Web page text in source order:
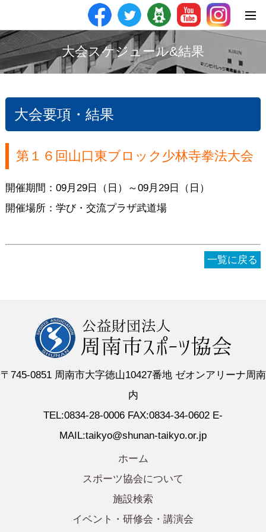
大会スケジュール&結果
大会要項・結果
第１６回山口東ブロック少林寺拳法大会
開催期間：09月29日（日）～09月29日（日）
開催場所：学び・交流プラザ武道場
一覧に戻る
〒745-0851 周南市大字徳山10427番地 ゼオンアリーナ周南
内
TEL:0834-28-0006 FAX:0834-34-0602 E-
MAIL:taikyo@shunan-taikyo.or.jp
ホーム
スポーツ協会について
施設検索
イベント・研修会・講演会